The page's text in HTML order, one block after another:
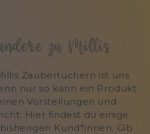
zu Millis
Zaubertüchern ist uns
nur so kann ein Produkt
Vorstellungen und
Hier findest du einige
Kund*innen. Gib